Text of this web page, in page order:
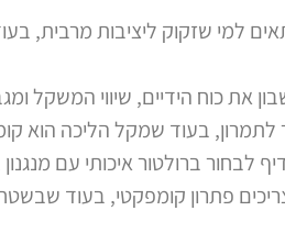
למי שזקוק ליציבות מרבית,
את כוח הידיים, שיווי המשקל
לתמרון, בעוד שמקל הליכה הוא
לבחור ברולטור איכותי עם
פתרון קומפקטי, בעוד